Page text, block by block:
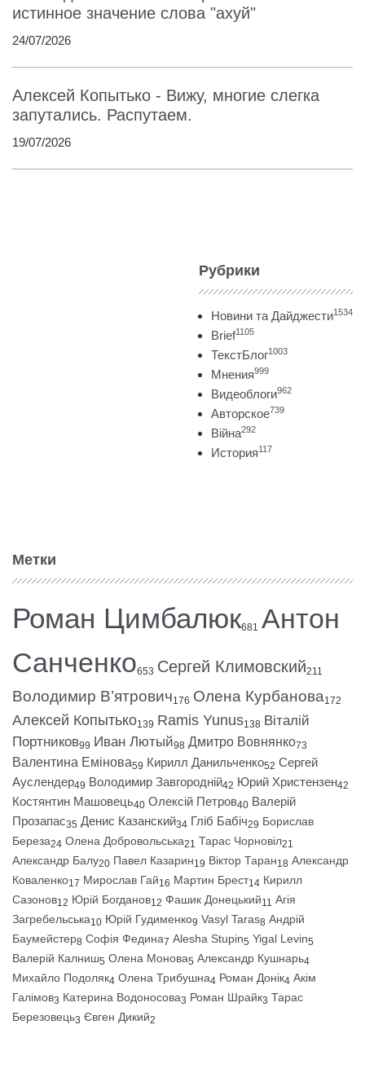
истинное значение слова "ахуй"
24/07/2026
Алексей Копытько - Вижу, многие слегка
запутались. Распутаем.
19/07/2026
Рубрики
Новини та Дайджести1534
Brief1105
ТекстБлог1003
Мнения999
Видеоблоги962
Авторское739
Війна292
История117
Метки
Роман Цимбалюк681 Антон
Санченко653 Сергей Климовский211
Володимир В’ятрович176 Олена Курбанова172
Алексей Копытько139 Ramis Yunus138 Віталій
Портников99 Иван Лютый98 Дмитро Вовнянко73
Валентина Емінова59 Кирилл Данильченко52 Сергей
Ауслендер49 Володимир Завгородній42 Юрий Христензен42
Костянтин Машовець40 Олексій Петров40 Валерій
Прозапас35 Денис Казанский34 Гліб Бабіч29 Борислав
Береза24 Олена Добровольська21 Тарас Чорновіл21
Александр Балу20 Павел Казарин19 Віктор Таран18 Александр
Коваленко17 Мирослав Гай16 Мартин Брест14 Кирилл
Сазонов12 Юрій Богданов12 Фашик Донецький11 Агія
Загребельська10 Юрій Гудименко9 Vasyl Taras8 Андрій
Баумейстер8 Софія Федина7 Alesha Stupin5 Yigal Levin5
Валерій Калниш5 Олена Монова5 Александр Кушнарь4
Михайло Подоляк4 Олена Трибушна4 Роман Донік4 Акім
Галімов3 Катерина Водоносова3 Роман Шрайк3 Тарас
Березовець3 Євген Дикий2